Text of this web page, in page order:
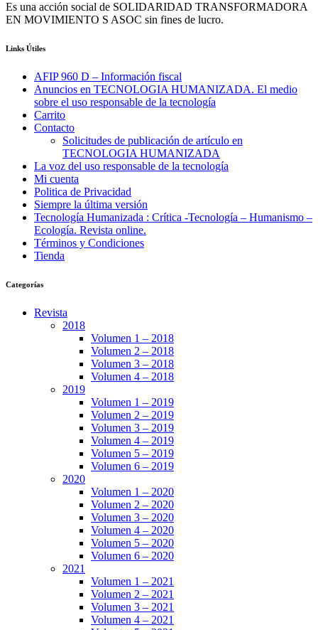
Es una acción social de SOLIDARIDAD TRANSFORMADORA
EN MOVIMIENTO S ASOC sin fines de lucro.
Links Útiles
AFIP 960 D – Información fiscal
Anuncios en TECNOLOGIA HUMANIZADA. El medio
sobre el uso responsable de la tecnología
Carrito
Contacto
Solicitudes de publicación de artículo en
TECNOLOGIA HUMANIZADA
La voz del uso responsable de la tecnología
Mi cuenta
Politica de Privacidad
Siempre la última versión
Tecnología Humanizada : Crítica -Tecnología – Humanismo –
Ecología. Revista online.
Términos y Condiciones
Tienda
Categorías
Revista
2018
Volumen 1 – 2018
Volumen 2 – 2018
Volumen 3 – 2018
Volumen 4 – 2018
2019
Volumen 1 – 2019
Volumen 2 – 2019
Volumen 3 – 2019
Volumen 4 – 2019
Volumen 5 – 2019
Volumen 6 – 2019
2020
Volumen 1 – 2020
Volumen 2 – 2020
Volumen 3 – 2020
Volumen 4 – 2020
Volumen 5 – 2020
Volumen 6 – 2020
2021
Volumen 1 – 2021
Volumen 2 – 2021
Volumen 3 – 2021
Volumen 4 – 2021